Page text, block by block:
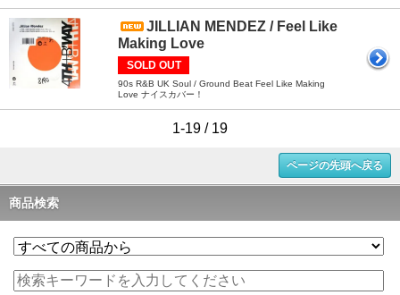
JILLIAN MENDEZ / Feel Like
Making Love
SOLD OUT
90s R&B UK Soul / Ground Beat Feel Like Making
Love ナイスカバー！
1-19 / 19
ページの先頭へ戻る
商品検索